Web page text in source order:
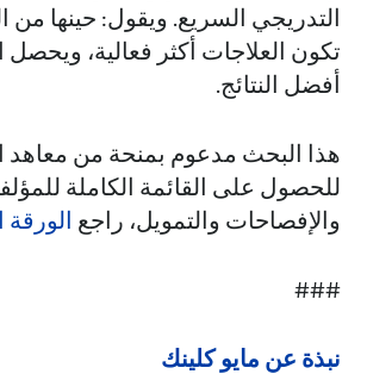
التدريجي السريع. ويقول: حينها من
تكون العلاجات أكثر فعالية،
أفضل النتائج.
هذا البحث مدعوم بمنحة من معاهد
للحصول على القائمة الكاملة
والإفصاحات والتمويل، راجع الورقة
###
نبذة عن مايو كلينك